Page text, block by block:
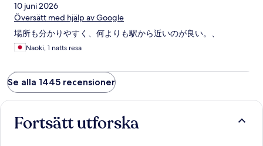
10 juni 2026
Översätt med hjälp av Google
場所も分かりやすく、何よりも駅から近いのが良い。、
Naoki, 1 natts resa
Se alla 1445 recensioner
Fortsätt utforska